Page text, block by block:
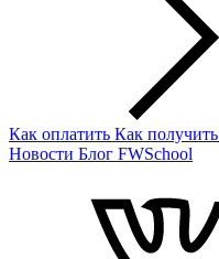
Как оплатить Как получить
Новости Блог FWSchool